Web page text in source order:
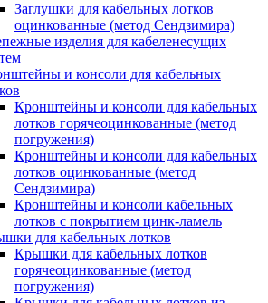
Заглушки для кабельных лотков
оцинкованные (метод Сендзимира)
изделия для кабеленесущих
и консоли для кабельных
Кронштейны и консоли для кабельных
лотков горячеоцинкованные (метод
погружения)
Кронштейны и консоли для кабельных
лотков оцинкованные (метод
Сендзимира)
Кронштейны и консоли кабельных
лотков с покрытием цинк-ламель
для кабельных лотков
Крышки для кабельных лотков
горячеоцинкованные (метод
погружения)